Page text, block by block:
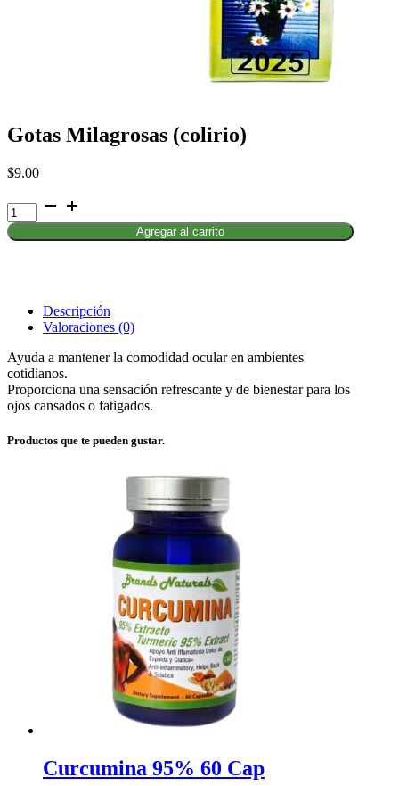
Gotas Milagrosas (colirio)
$9.00
Gotas
Milagrosas
(colirio)
Agregar al carrito
Descripción
Valoraciones (0)
Ayuda a mantener la comodidad ocular en ambientes
cotidianos.
Proporciona una sensación refrescante y de bienestar para los
ojos cansados o fatigados.
Productos que te pueden gustar.
Curcumina 95% 60 Cap